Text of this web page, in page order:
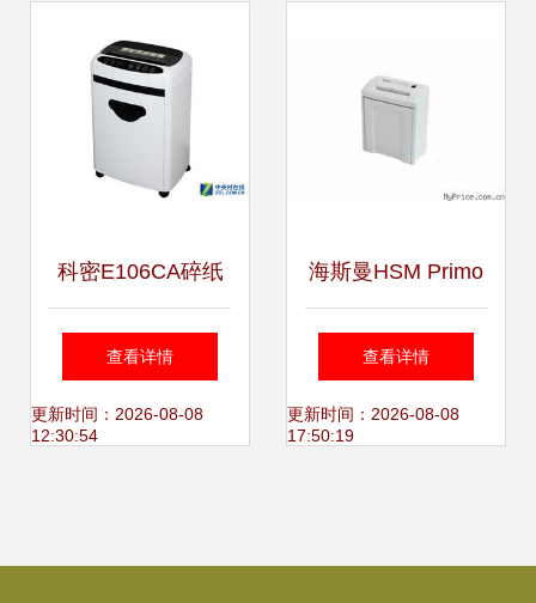
科密E106CA碎纸
机北京报价750元
功能、性价比与购
查看详情
更新时间：2026-08-08
12:30:54
海斯曼HSM Primo
1000 3.9mm碎纸
机产品总览 |
查看详情
更新时间：2026-08-08
17:50:19